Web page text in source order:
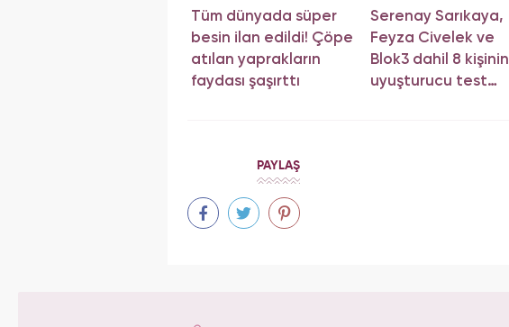
Tüm dünyada süper
besin ilan edildi! Çöpe
atılan yaprakların
faydası şaşırttı
Serenay Sarıkaya,
Feyza Civelek ve
Blok3 dahil 8 kişinin
uyuşturucu test
PAYLAŞ